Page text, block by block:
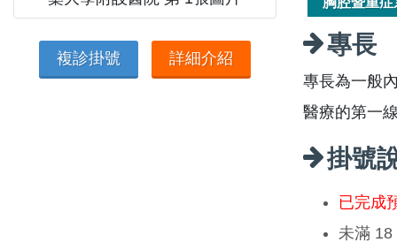
複診掛號 詳細介紹 專長
專長為一般
醫療的第一
掛號
已完成
未滿 18